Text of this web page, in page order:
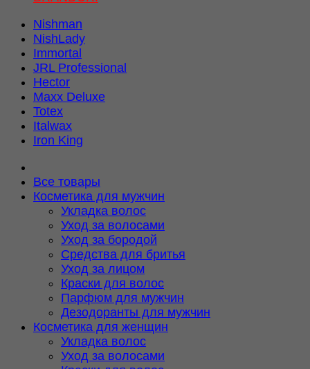
Nishman
NishLady
Immortal
JRL Professional
Hector
Maxx Deluxe
Totex
Italwax
Iron King
Все товары
Косметика для мужчин
Укладка волос
Уход за волосами
Уход за бородой
Средства для бритья
Уход за лицом
Краски для волос
Парфюм для мужчин
Дезодоранты для мужчин
Косметика для женщин
Укладка волос
Уход за волосами